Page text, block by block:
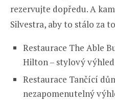
rezervujte dopředu. A
Silvestra, aby to stálo za
Restaurace The Able
Hilton – stylový
Restaurace Tančící
nezapomenutelný